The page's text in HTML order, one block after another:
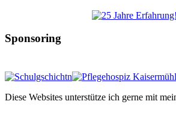
Sponsoring
Diese Websites unterstütze ich gerne mit